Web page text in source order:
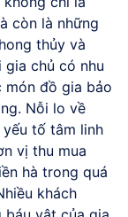
còn là những
thủy và
gia chủ có nhu
món đồ gia bảo
Nỗi lo về
tố tâm linh
vị thu mua
hà trong quá
khách